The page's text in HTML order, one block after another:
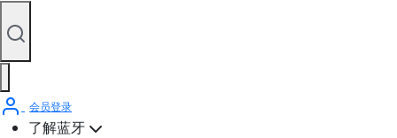
会员登录
了解蓝牙